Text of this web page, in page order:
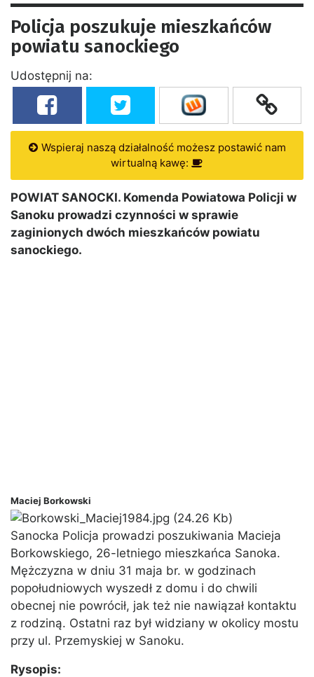
Policja poszukuje mieszkańców
powiatu sanockiego
Udostępnij na:
Wspieraj naszą działalność możesz postawić nam
wirtualną kawę:
POWIAT SANOCKI. Komenda Powiatowa Policji w
Sanoku prowadzi czynności w sprawie
zaginionych dwóch mieszkańców powiatu
sanockiego.
Maciej Borkowski
Sanocka Policja prowadzi poszukiwania Macieja
Borkowskiego, 26-letniego mieszkańca Sanoka.
Mężczyzna w dniu 31 maja br. w godzinach
popołudniowych wyszedł z domu i do chwili
obecnej nie powrócił, jak też nie nawiązał kontaktu
z rodziną. Ostatni raz był widziany w okolicy mostu
przy ul. Przemyskiej w Sanoku.
Rysopis: